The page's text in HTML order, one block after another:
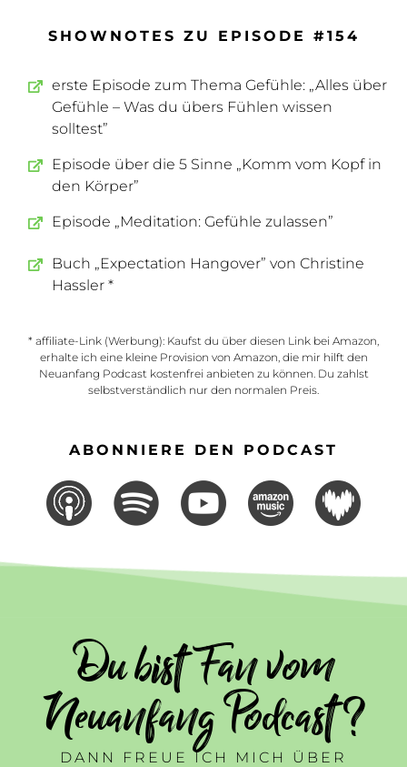
SHOWNOTES ZU EPISODE #154
erste Episode zum Thema Gefühle: „Alles über
Gefühle – Was du übers Fühlen wissen
solltest”
Episode über die 5 Sinne „Komm vom Kopf in
den Körper”
Episode „Meditation: Gefühle zulassen”
Buch „Expectation Hangover” von Christine
Hassler *
* affiliate-Link (Werbung): Kaufst du über diesen Link bei Amazon,
erhalte ich eine kleine Provision von Amazon, die mir hilft den
Neuanfang Podcast kostenfrei anbieten zu können. Du zahlst
selbstverständlich nur den normalen Preis.
ABONNIERE DEN PODCAST
Du bist Fan vom
Neuanfang Podcast ?
DANN FREUE ICH MICH ÜBER